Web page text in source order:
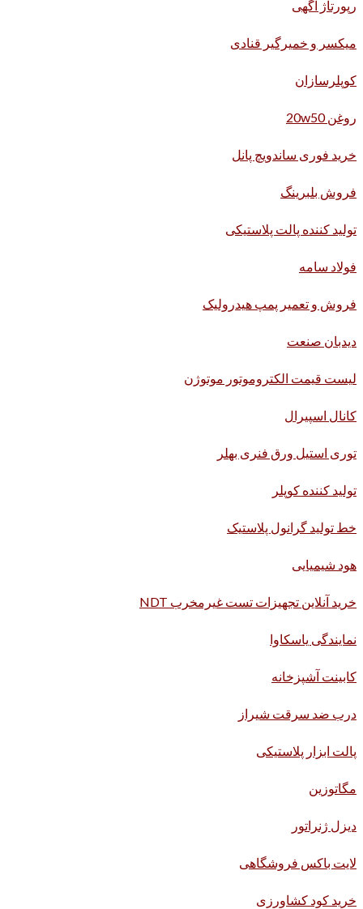
رپورتاژ آگهی
میکسر و خمیرگیر قنادی
کوپلرسازان
روغن 20w50
خرید فوری ساندویچ پانل
فروش بلبرینگ
تولید کننده پالت پلاستیکی
فولاد سامه
فروش و تعمیر پمپ هیدرولیک
دیدبان صنعت
لیست قیمت الکتروموتور موتوژن
کانال اسپیرال
توری استیل ورق فنری بهلر
تولید کننده کوپلر
خط تولید گرانول پلاستیک
هود شیمیایی
خرید آنلاین تجهیزات تست غیرمخرب NDT
نمایندگی یاسکاوا
کابینت آشپزخانه
درب ضد سرقت شیراز
پالت ابزار پلاستیکی
مگاتوزین
دیزل ژنراتور
لایت باکس فروشگاهی
خرید کود کشاورزی